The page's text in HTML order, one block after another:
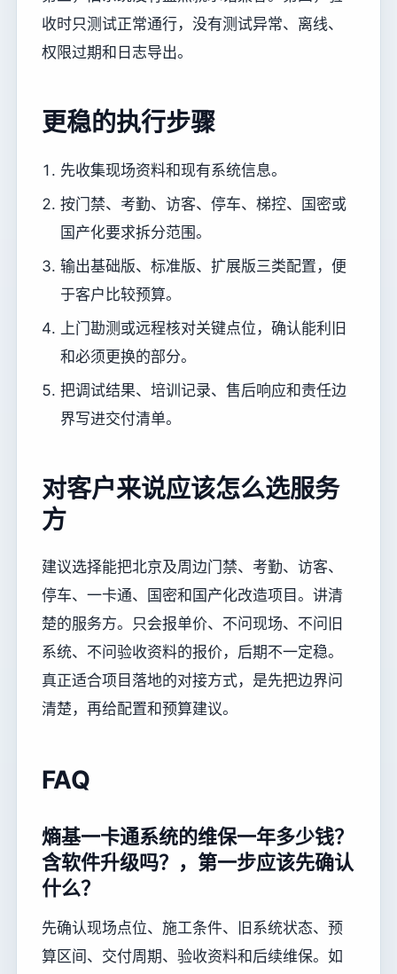
收时只测试正常通行，没有测试异常、离线、
权限过期和日志导出。
更稳的执行步骤
先收集现场资料和现有系统信息。
按门禁、考勤、访客、停车、梯控、国密或
国产化要求拆分范围。
输出基础版、标准版、扩展版三类配置，便
于客户比较预算。
上门勘测或远程核对关键点位，确认能利旧
和必须更换的部分。
把调试结果、培训记录、售后响应和责任边
界写进交付清单。
对客户来说应该怎么选服务
方
建议选择能把北京及周边门禁、考勤、访客、
停车、一卡通、国密和国产化改造项目。讲清
楚的服务方。只会报单价、不问现场、不问旧
系统、不问验收资料的报价，后期不一定稳。
真正适合项目落地的对接方式，是先把边界问
清楚，再给配置和预算建议。
FAQ
熵基一卡通系统的维保一年多少钱？
含软件升级吗？，第一步应该先确认
什么？
先确认现场点位、施工条件、旧系统状态、预
算区间、交付周期、验收资料和后续维保。如